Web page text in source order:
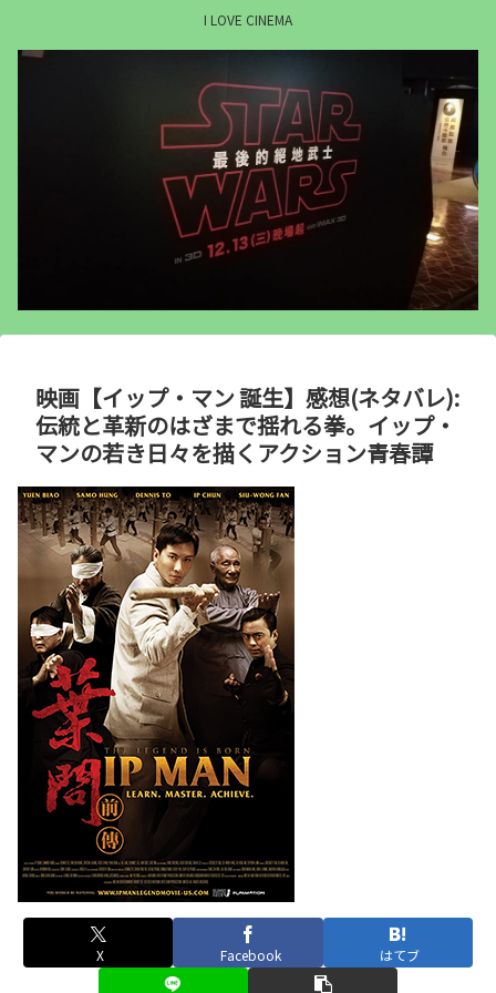
I LOVE CINEMA
映画【イップ・マン 誕生】感想(ネタバレ):
伝統と革新のはざまで揺れる拳。イップ・
マンの若き日々を描くアクション青春譚
X Facebook はてブ